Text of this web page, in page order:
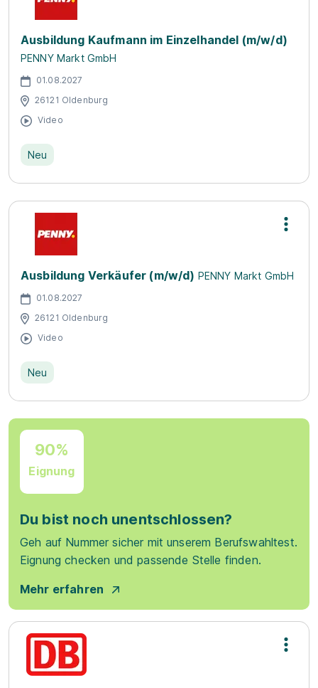
Ausbildung Kaufmann im Einzelhandel (m/w/d)
PENNY Markt GmbH
01.08.2027
26121 Oldenburg
Video
Neu
Ausbildung Verkäufer (m/w/d) PENNY Markt GmbH
01.08.2027
26121 Oldenburg
Video
Neu
90%
Eignung
Du bist noch unentschlossen?
Geh auf Nummer sicher mit unserem Berufswahltest.
Eignung checken und passende Stelle finden.
Mehr erfahren